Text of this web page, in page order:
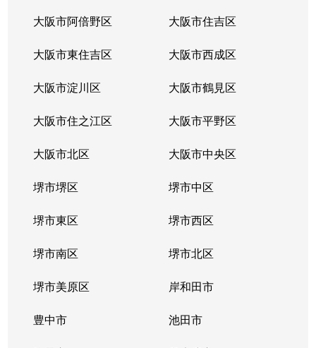
大阪市阿倍野区 大阪市住吉区
大阪市東住吉区 大阪市西成区
大阪市淀川区 大阪市鶴見区
大阪市住之江区 大阪市平野区
大阪市北区 大阪市中央区
堺市堺区 堺市中区
堺市東区 堺市西区
堺市南区 堺市北区
堺市美原区 岸和田市
豊中市 池田市